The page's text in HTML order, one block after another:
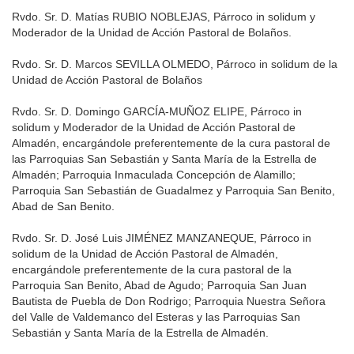
Rvdo. Sr. D. Matías RUBIO NOBLEJAS, Párroco in solidum y
Moderador de la Unidad de Acción Pastoral de Bolaños.
Rvdo. Sr. D. Marcos SEVILLA OLMEDO, Párroco in solidum de la
Unidad de Acción Pastoral de Bolaños
Rvdo. Sr. D. Domingo GARCÍA-MUÑOZ ELIPE, Párroco in
solidum y Moderador de la Unidad de Acción Pastoral de
Almadén, encargándole preferentemente de la cura pastoral de
las Parroquias San Sebastián y Santa María de la Estrella de
Almadén; Parroquia Inmaculada Concepción de Alamillo;
Parroquia San Sebastián de Guadalmez y Parroquia San Benito,
Abad de San Benito.
Rvdo. Sr. D. José Luis JIMÉNEZ MANZANEQUE, Párroco in
solidum de la Unidad de Acción Pastoral de Almadén,
encargándole preferentemente de la cura pastoral de la
Parroquia San Benito, Abad de Agudo; Parroquia San Juan
Bautista de Puebla de Don Rodrigo; Parroquia Nuestra Señora
del Valle de Valdemanco del Esteras y las Parroquias San
Sebastián y Santa María de la Estrella de Almadén.